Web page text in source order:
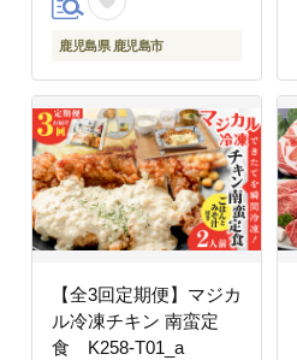
鹿児島県 鹿児島市
【全3回定期便】マジカ
ル冷凍チキン 南蛮定
食 K258-T01_a